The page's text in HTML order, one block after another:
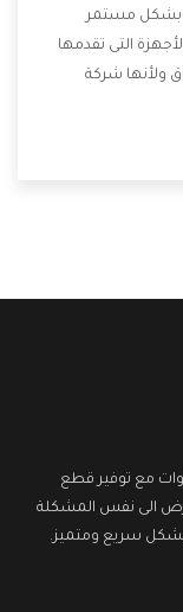
بشكل مستمر
التى تقدمها
ولأنها شركة
تسهل على
مع توفير قطع
الى نفس المشكلة
بشكل سريع ومتميز.